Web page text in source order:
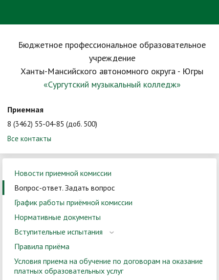
Бюджетное профессиональное образовательное
учреждение
Ханты-Мансийского автономного округа - Югры
«Сургутский музыкальный колледж»
Приемная
8 (3462) 55-04-85 (доб. 500)
Все контакты
Новости приемной комиссии
Вопрос-ответ. Задать вопрос
График работы приёмной комиссии
Нормативные документы
Вступительные испытания
Правила приёма
Условия приема на обучение по договорам на оказание
платных образовательных услуг